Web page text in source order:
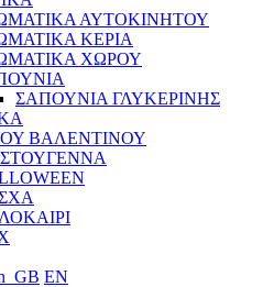
ΑΥΤΟΚΙΝΗΤΟΥ
ΚΕΡΙΑ
ΧΩΡΟΥ
ΣΑΠΟΥΝΙΑ ΓΛΥΚΕΡΙΝΗΣ
ΒΑΛΕΝΤΙΝΟΥ
EN